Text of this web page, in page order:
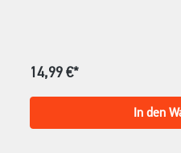
14,99 €*
In den